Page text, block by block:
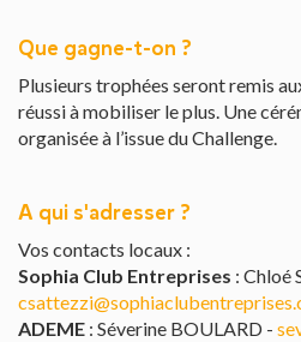
Que gagne-t-on ?
Plusieurs trophées seront remis
réussi à mobiliser le plus. Une
organisée à l’issue du Challenge.
A qui s'adresser ?
Vos contacts locaux :
Sophia Club Entreprises : Chloé
ADEME : Séverine BOULARD -